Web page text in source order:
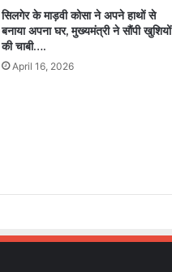
सिलगेर के माड़वी कोसा ने अपने हाथों से
बनाया अपना घर, मुख्यमंत्री ने सौंपी खुशियों
की चाबी….
April 16, 2026